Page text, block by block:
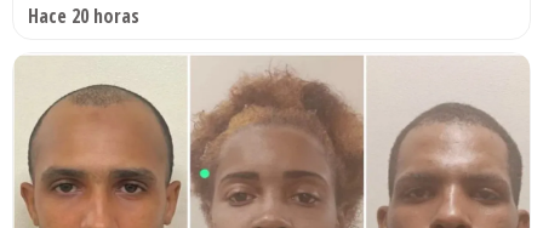
Hace 20 horas